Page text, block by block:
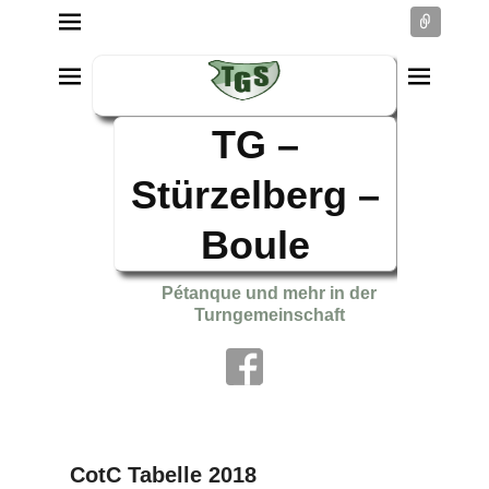
TG –
Stürzelberg –
Boule
Pétanque und mehr in der
Turngemeinschaft
CotC Tabelle 2018